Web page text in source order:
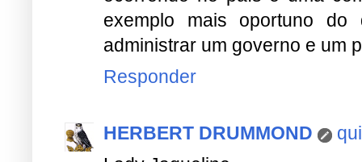
exemplo mais oportuno
administrar um governo e um
Responder
HERBERT DRUMMOND